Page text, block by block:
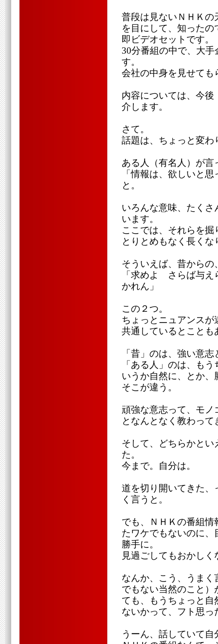
普段は見ないＮＨＫの
を目にして、知ったの
即ビデオセットです。
30分番組の中で、大
す。
会社の中身を見せても
内容については、今
介します。
さて。
話題は、ちょっと変わ
ある人（有名人）が言
「情報は、欲しいと
と。
いろんな意味、たく
います。
ここでは、それらを
とりとめもなく長く
そういえば、昔から
「求めよ さらば与
かれん」
この２つ。
ちょっとニュアンスが
共通しているとことも
「昔」のは、強い意
「ある人」のは、も
いうか自然に、とか
そこが違う。
頑強な意志って、モノ
となんとなく教わっ
そして、どちらかと
た。
今まで。自分は。
道を切り開いてきた、
く言うと。
でも、ＮＨＫの番組
たワケでもないのに
勝手に。
見過ごしてもおかしく
なんか、こう、うま
でもない当然のこと
ても、もうちょっと
ないかって、フト思っ
うーん、話していて